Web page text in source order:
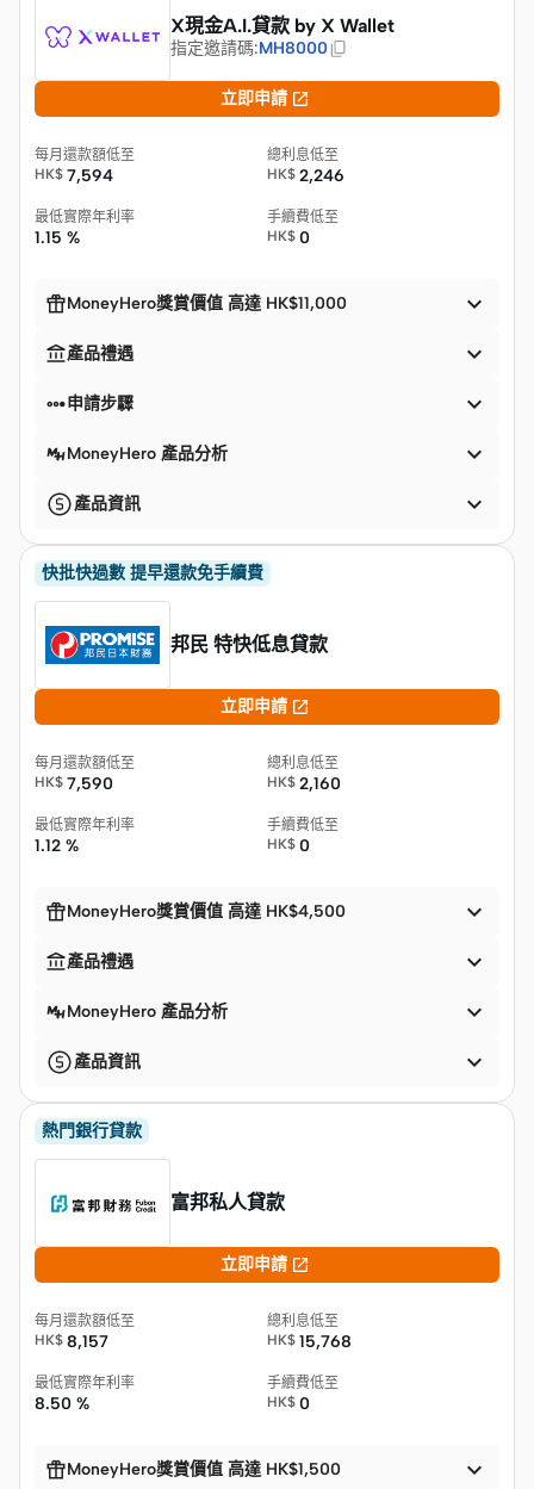
X現金A.I.貸款 by X Wallet
指定邀請碼:MH8000
立即申請 
每月還款額低至
HK$ 7,594
總利息低至
HK$ 2,246
最低實際年利率
1.15 %
手續費低至
HK$ 0
MoneyHero獎賞價值 高達 HK$11,000 
產品禮遇 
申請步驟 
MoneyHero 產品分析 
產品資訊 
快批快過數 提早還款免手續費
邦民 特快低息貸款
立即申請 
每月還款額低至
HK$ 7,590
總利息低至
HK$ 2,160
最低實際年利率
1.12 %
手續費低至
HK$ 0
MoneyHero獎賞價值 高達 HK$4,500 
產品禮遇 
MoneyHero 產品分析 
產品資訊 
熱門銀行貸款
富邦私人貸款
立即申請 
每月還款額低至
HK$ 8,157
總利息低至
HK$ 15,768
最低實際年利率
8.50 %
手續費低至
HK$ 0
MoneyHero獎賞價值 高達 HK$1,500 